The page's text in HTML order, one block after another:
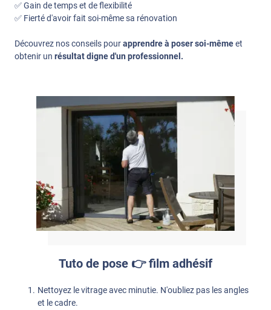
✅ Gain de temps et de flexibilité
✅ Fierté d'avoir fait soi-même sa rénovation
Découvrez nos conseils pourapprendre à poser soi-mêmeet
obtenir un résultat digne d'un professionnel.
Tuto de pose 👉 film adhésif
Nettoyez le vitrage avec minutie. N'oubliez pas les angles
et le cadre.